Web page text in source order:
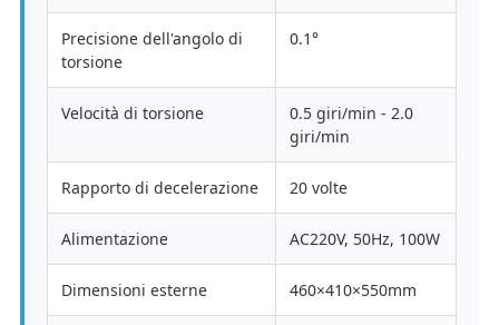
Precisione dell'angolo di
torsione
0.1°
Velocità di torsione
0.5 giri/min - 2.0
giri/min
Rapporto di decelerazione 20 volte
Alimentazione AC220V, 50Hz, 100W
Dimensioni esterne 460×410×550mm